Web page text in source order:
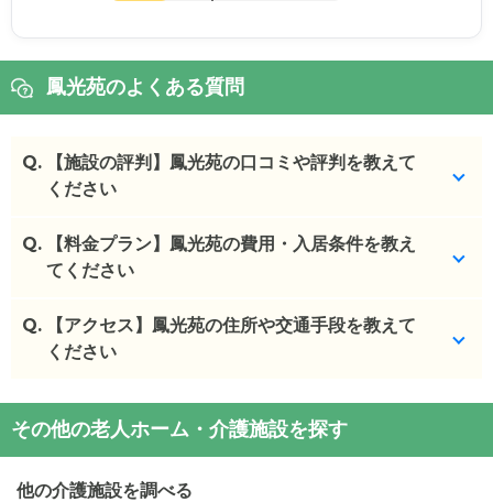
鳳光苑のよくある質問
Q.
【施設の評判】鳳光苑の口コミや評判を教えて
ください
鳳光苑を見学した方の口コミを確認できます。
ただ、お風呂が週に2回なのは、ちょっと残念かも
しれません。 ...
やっぱり、本人が実際に住むところを事前に見て
施設の雰囲気
きます。
Q.
【料金プラン】鳳光苑の費用・入居条件を教え
てください
鳳光苑の入居金・月額料金は次のとおりです。
・初期費用が
鳳光苑の対応可能な入居条件は次のとおりです。
Q.
【アクセス】鳳光苑の住所や交通手段を教えて
ください
鳳光苑の交通アクセス
・住所：島根県出雲市斐川町上庄原上新川1634-5
・最寄り駅：荘原駅2.4km直江駅3.2km旅伏駅
4.7km美談駅4.7km
その他の老人ホーム・介護施設を探す
他の介護施設を調べる